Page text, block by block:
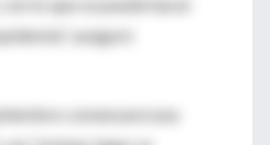
aseguró
comenzará una